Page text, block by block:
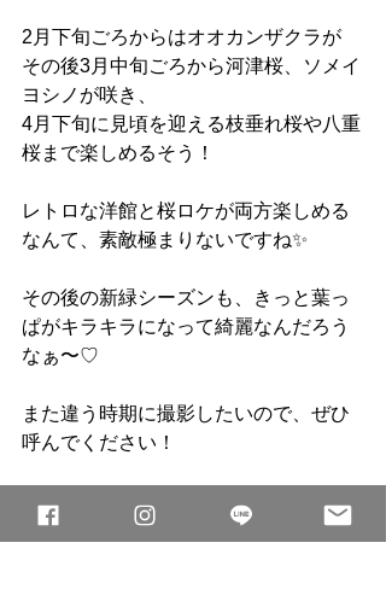
2月下旬ごろからはオオカンザクラが
その後3月中旬ごろから河津桜、ソメイ
ヨシノが咲き、
4月下旬に見頃を迎える枝垂れ桜や八重
桜まで楽しめるそう！
レトロな洋館と桜ロケが両方楽しめる
なんて、素敵極まりないですね✨
その後の新緑シーズンも、きっと葉っ
ぱがキラキラになって綺麗なんだろう
なぁ〜♡
また違う時期に撮影したいので、ぜひ
呼んでください！